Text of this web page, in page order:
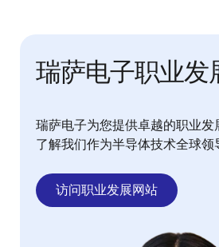
瑞萨电子职业发
瑞萨电子为您提供卓越的职业发
了解我们作为半导体技术全球领
访问职业发展网站